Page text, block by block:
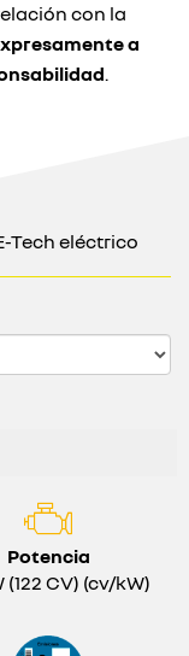
con la
a
.
Tech eléctrico
Potencia
(122 CV) (cv/kW)